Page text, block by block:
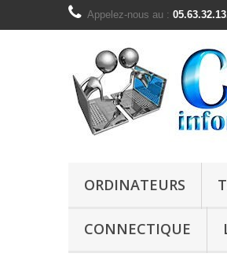
Appelez-nous au :
ORDINATEURS
CONNECTIQUE